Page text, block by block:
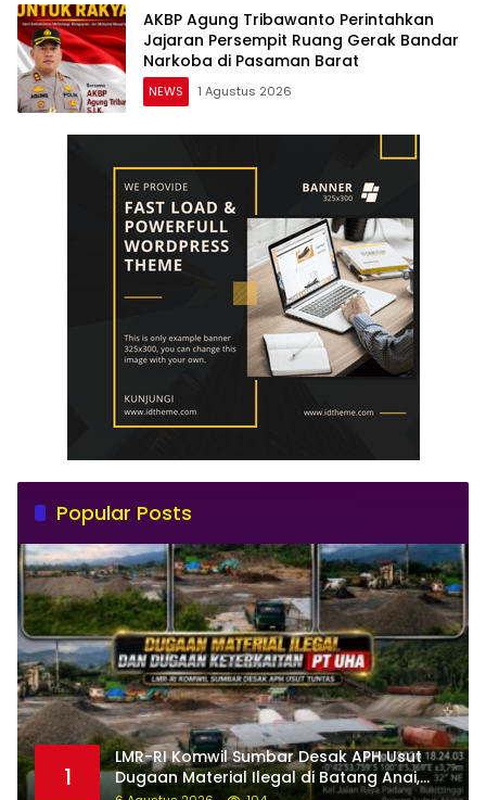
AKBP Agung Tribawanto Perintahkan
Jajaran Persempit Ruang Gerak Bandar
Narkoba di Pasaman Barat
NEWS 1 Agustus 2026
Popular Posts
1
LMR-RI Komwil Sumbar Desak APH Usut
Dugaan Material Ilegal di Batang Anai,